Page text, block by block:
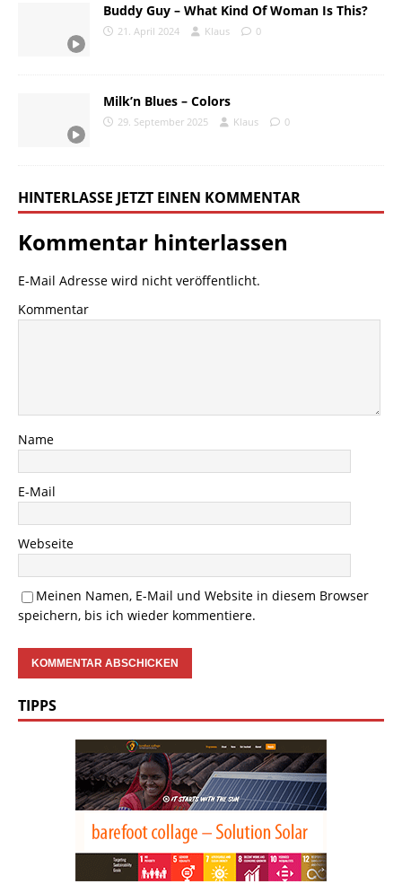
Buddy Guy – What Kind Of Woman Is This?
21. April 2024 Klaus 0
Milk’n Blues – Colors
29. September 2025 Klaus 0
HINTERLASSE JETZT EINEN KOMMENTAR
Kommentar hinterlassen
E-Mail Adresse wird nicht veröffentlicht.
Kommentar
Name
E-Mail
Webseite
Meinen Namen, E-Mail und Website in diesem Browser
speichern, bis ich wieder kommentiere.
TIPPS